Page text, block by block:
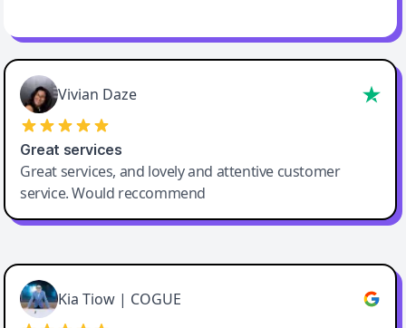
Vivian Daze
Great services
Great services, and lovely and attentive customer
service. Would reccommend
Cody Crabb
Great service, Best AI tool
Kia Tiow | COGUE